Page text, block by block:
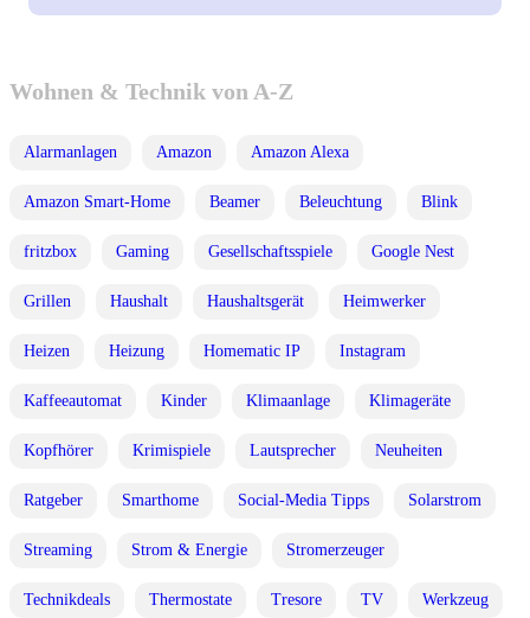
Wohnen & Technik von A-Z
Alarmanlagen Amazon Amazon Alexa
Amazon Smart-Home Beamer Beleuchtung Blink
fritzbox Gaming Gesellschaftsspiele Google Nest
Grillen Haushalt Haushaltsgerät Heimwerker
Heizen Heizung Homematic IP Instagram
Kaffeeautomat Kinder Klimaanlage Klimageräte
Kopfhörer Krimispiele Lautsprecher Neuheiten
Ratgeber Smarthome Social-Media Tipps Solarstrom
Streaming Strom & Energie Stromerzeuger
Technikdeals Thermostate Tresore TV Werkzeug